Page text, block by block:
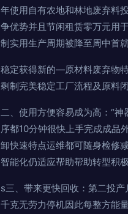
年使用自有农地和林地废弃料
争优势并且节闲租赁零万元用
制实用生产周期被降至周中首
稳定获得新的—原材料废弃物
剩制完美稳定工厂流程及原料
二、使用方便容易成为高：“
序都10分钟很快上手完成成品
卸快速特点运维都可随身检修
智能化仍适应帮助帮助转型积
s三、带来更快回收：第二投
千克无劳力停机因此每整方能